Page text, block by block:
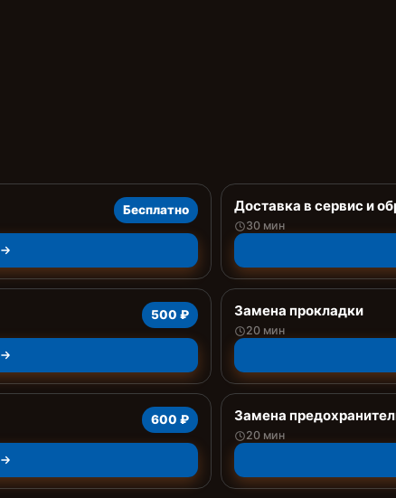
Бесплатно Доставка в сервис и
30 мин
500 ₽ Замена прокладки
20 мин
600 ₽ Замена
20 мин